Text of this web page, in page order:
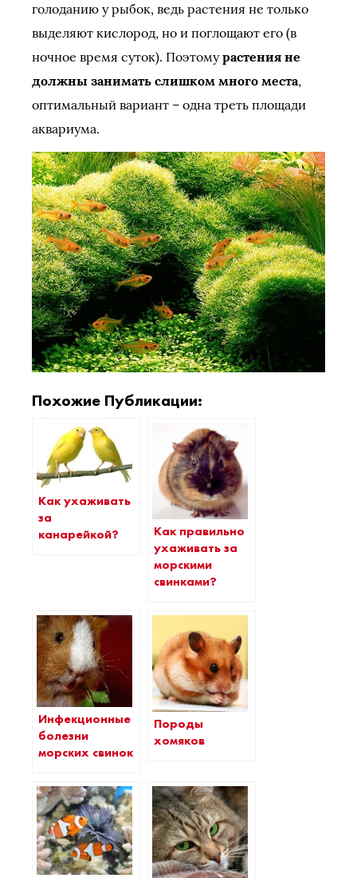
голоданию у рыбок, ведь растения не только
выделяют кислород, но и поглощают его (в
ночное время суток). Поэтомурастения не
должны занимать слишком много места,
оптимальный вариант – одна треть площади
аквариума.
Похожие Публикации:
Как ухаживать
за
канарейкой?
Как правильно
ухаживать за
морскими
свинками?
Инфекционные
болезни
морских свинок
Породы
хомяков